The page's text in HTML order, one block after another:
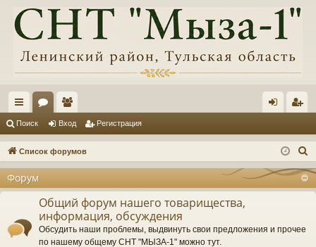
с
ы
и
ум
ол
ьз
ат
ел
и
д ис
ац
Поиск Вход Регистрация
Список форумов
Форум
Общий форум нашего товарищества,
информация, обсуждения
Обсудить наши проблемы, выдвинуть свои предложения и прочее
по нашему общему СНТ "МЫЗА-1" можно тут.